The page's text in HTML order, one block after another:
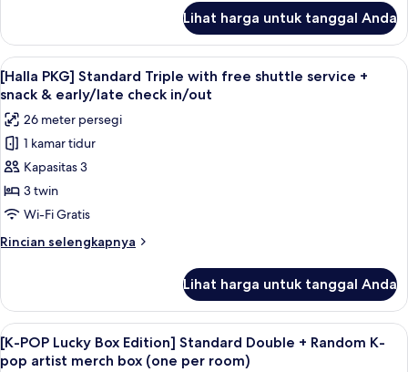
service
snack
&
early/late
check
in/out
[Halla
PKG]
Standard
Twin
free
shuttle
service
+
snack
early/late
check
in/out
Lihat harga untuk tanggal Anda
Lihat
semua
foto
untuk
[Halla
PKG]
Standard
Triple
with
free
service
snack
&
Brankas, meja kerja, kedap suara,
5
[Halla PKG] Standard Triple with free shuttle service +
snack & early/late check in/out
26 meter persegi
1 kamar tidur
Kapasitas 3
3 twin
Wi-Fi Gratis
Rincian selengkapnya
Rincian
[Halla
PKG]
Standard
Triple
Lihat harga untuk tanggal Anda
Lihat
semua
Brankas, meja kerja, kedap suara,
6
[K-POP Lucky Box Edition] Standard Double + Random K-
pop artist merch box (one per room)